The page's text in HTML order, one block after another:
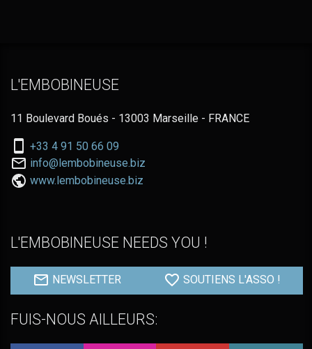
L'EMBOBINEUSE
11 Boulevard Boués - 13003 Marseille - FRANCE
Nous
téléphoner
au:
+33 4 91 50 66 09
Nous
contacter
info@lembobineuse.biz
www.lembobineuse.biz
L'EMBOBINEUSE NEEDS YOU !
NEWSLETTER SOUTIENS L'ASSO !
FUIS-NOUS AILLEURS: